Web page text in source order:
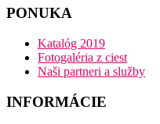
PONUKA
Katalóg 2019
Fotogaléria z ciest
Naši partneri a služby
INFORMÁCIE